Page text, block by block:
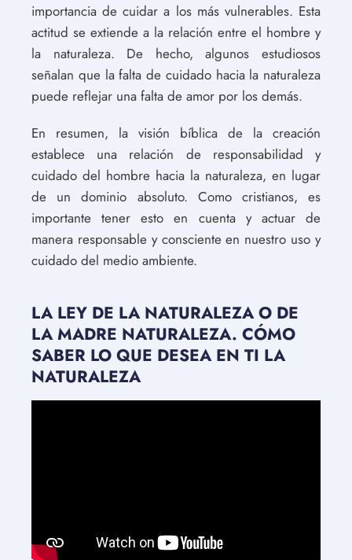
importancia de cuidar a los más vulnerables. Esta
actitud se extiende a la relación entre el hombre y
la naturaleza. De hecho, algunos estudiosos
señalan que la falta de cuidado hacia la naturaleza
puede reflejar una falta de amor por los demás.
En resumen, la visión bíblica de la creación
establece una relación de responsabilidad y
cuidado del hombre hacia la naturaleza, en lugar
de un dominio absoluto. Como cristianos, es
importante tener esto en cuenta y actuar de
manera responsable y consciente en nuestro uso y
cuidado del medio ambiente.
LA LEY DE LA NATURALEZA O DE
LA MADRE NATURALEZA. CÓMO
SABER LO QUE DESEA EN TI LA
NATURALEZA